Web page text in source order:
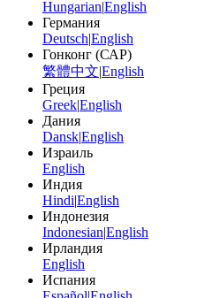
Hungarian|English
Германия
Deutsch|English
Гонконг (САР)
繁體中文|English
Греция
Greek|English
Дания
Dansk|English
Израиль
English
Индия
Hindi|English
Индонезия
Indonesian|English
Ирландия
English
Испания